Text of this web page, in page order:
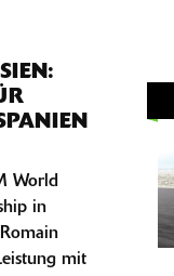
World
in
mit